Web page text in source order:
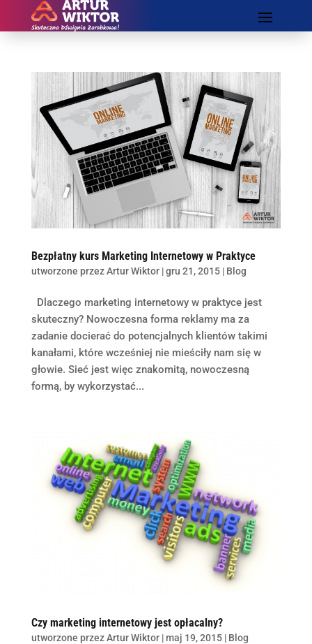
Bezpłatny kurs Marketing Internetowy w Praktyce
utworzone przezArtur Wiktor|gru 21, 2015| Blog
Dlaczego marketing internetowy w praktyce jest
skuteczny? Nowoczesna forma reklamy ma za
zadanie docierać do potencjalnych klientów takimi
kanałami, które wcześniej nie mieściły nam się w
głowie. Sieć jest więc znakomitą, nowoczesną
formą, by wykorzystać...
Czy marketing internetowy jest opłacalny?
utworzone przezArtur Wiktor|maj 19, 2015| Blog